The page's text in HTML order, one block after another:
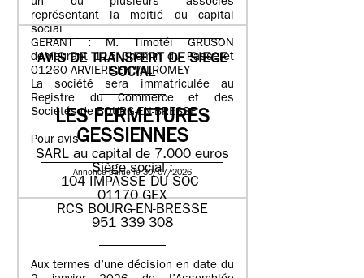
un ou plusieurs associés
représentant la moitié du capital
social
GERANT : M. Timotéi GRUSON
demeurant 115 Chemin du Passeret
01260 ARVIERE-EN-VALROMEY
La société sera immatriculée au
Registre du Commerce et des
Sociétés de BOURG-EN-BRESSE
Pour avis
Annonce parue le 30/07/2026
AVIS DE TRANSFERT DE SIEGE
SOCIAL
LES FERMETURES
GESSIENNES
SARL au capital de 7.000 euros
Siège social :
104 IMPASSE DU SOC
01170 GEX
RCS BOURG-EN-BRESSE
951 339 308
Aux termes d’une décision en date du